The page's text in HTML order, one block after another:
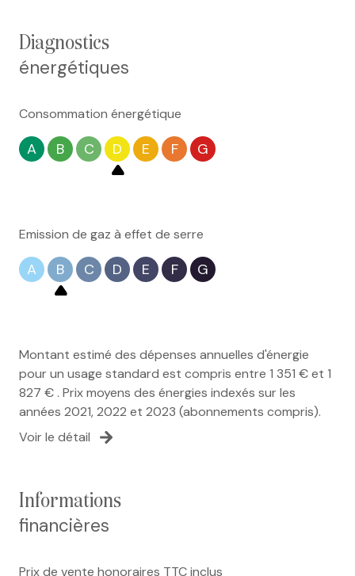
diagnostics
énergétiques
Consommation énergétique
A B C D E F G
Emission de gaz à effet de serre
A B C D E F G
Montant estimé des dépenses annuelles d'énergie
pour un usage standard est compris entre 1 351 € et 1
827 € . Prix moyens des énergies indexés sur les
années 2021, 2022 et 2023 (abonnements compris).
Voir le détail
informations
financières
Prix de vente honoraires TTC inclus